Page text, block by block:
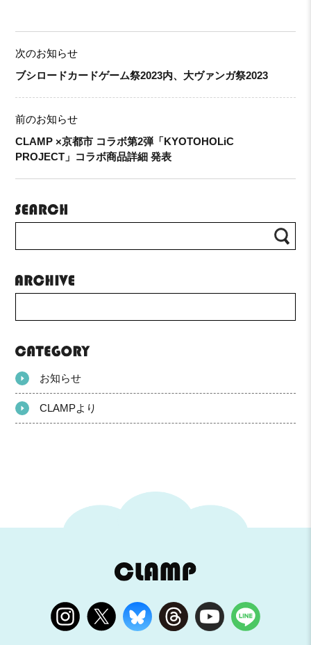
次のお知らせ
ブシロードカードゲーム祭2023内、大ヴァンガ祭2023
前のお知らせ
CLAMP ×京都市 コラボ第2弾「KYOTOHOLiC
PROJECT」コラボ商品詳細 発表
お知らせ
CLAMPより